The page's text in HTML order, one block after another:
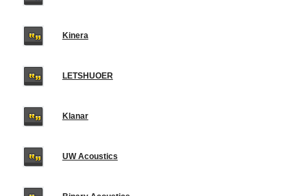
Kinera
LETSHUOER
Klanar
UW Acoustics